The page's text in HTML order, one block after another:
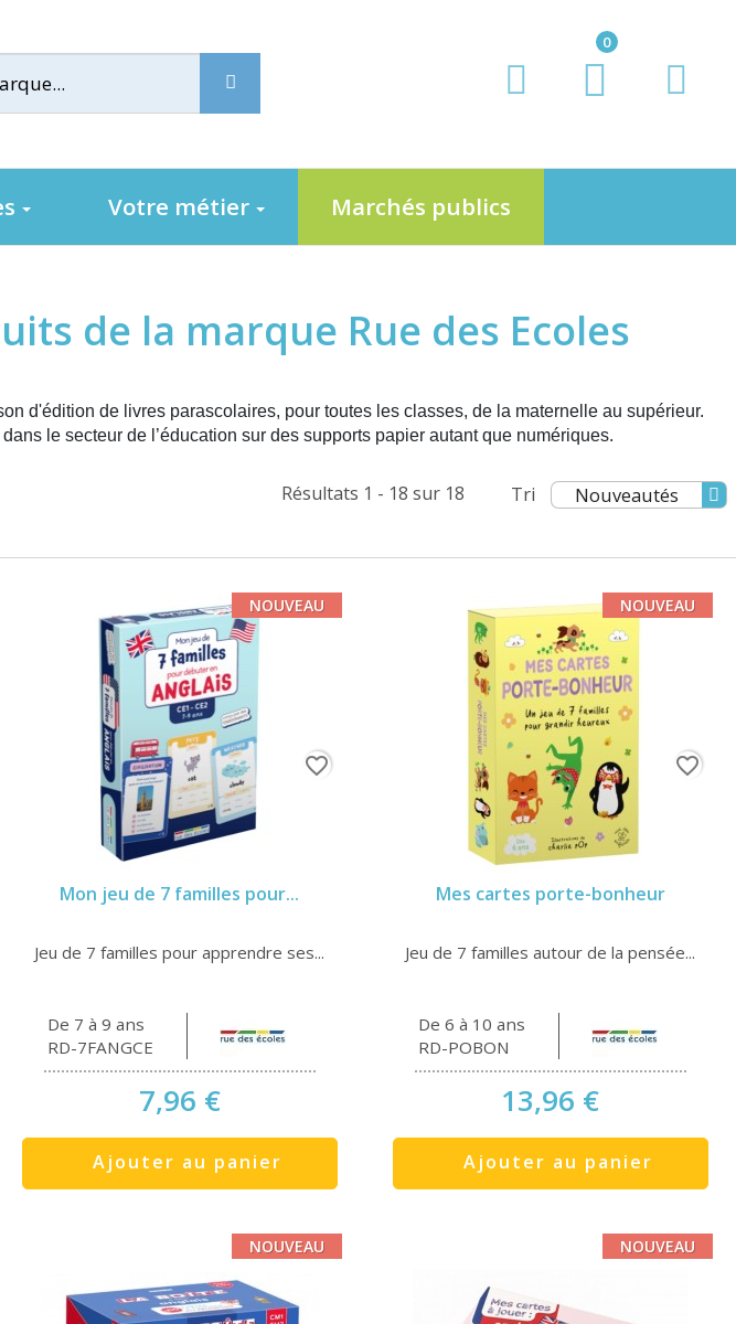
0
Votre métier Marchés publics
de la marque Rue des Ecoles
d'édition de livres parascolaires, pour toutes les classes, de la maternelle au supérieur.
le secteur de l’éducation sur des supports papier autant que numériques.
Résultats 1 - 18 sur 18 Tri Nouveautés
Mon jeu de 7 familles pour...
Jeu de 7 familles pour apprendre ses...
De 7 à 9 ans
RD-7FANGCE
7,96 €
Ajouter au panier
NOUVEAU
favorite_border
Mes cartes porte-bonheur
Jeu de 7 familles autour de la pensée...
De 6 à 10 ans
RD-POBON
13,96 €
Ajouter au panier
NOUVEAU
favorite_border
NOUVEAU NOUVEAU